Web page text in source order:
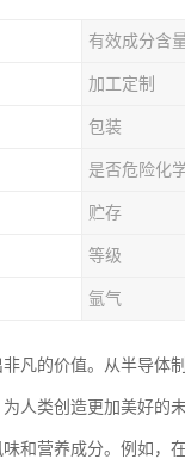
有效成分含
加工定制
包装
是否危险化
贮存
等级
氩气
凡的价值。从半导体
人类创造更加美好的未
和营养成分。例如，